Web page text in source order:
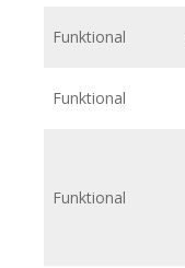
Funktional
Funktional
Funktional